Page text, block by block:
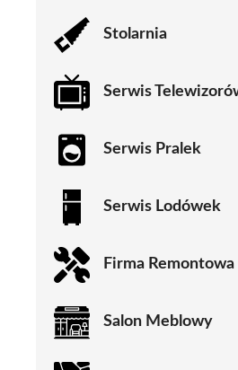
Stolarnia
Serwis
Serwis Pralek
Serwis Lodówek
Firma Remontowa
Salon Meblowy